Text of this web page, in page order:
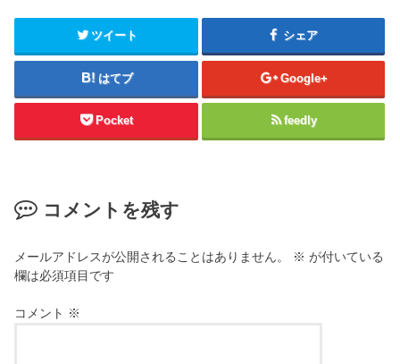
ツイート シェア
はてブ Google+
Pocket feedly
コメントを残す
メールアドレスが公開されることはありません。 ※ が付いている
欄は必須項目です
コメント ※